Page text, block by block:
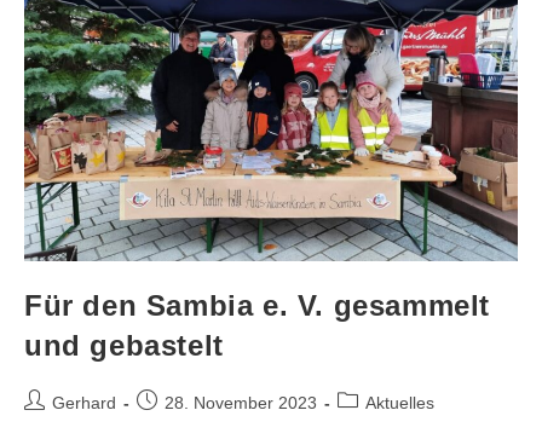
Für den Sambia e. V. gesammelt
und gebastelt
Gerhard 28. November 2023 Aktuelles